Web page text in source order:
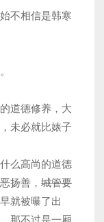
不相信是韩寒
道德修养，大
未必就比婊子
么高尚的道德
扬善， 城管要
就被曝了出
那不过是一厢